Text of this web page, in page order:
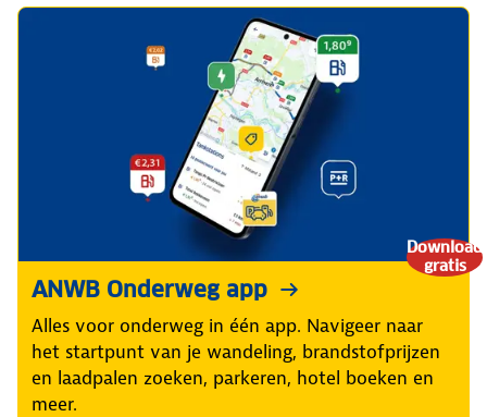
Download
gratis
ANWB Onderweg app
Alles voor onderweg in één app. Navigeer naar
het startpunt van je wandeling, brandstofprijzen
en laadpalen zoeken, parkeren, hotel boeken en
meer.